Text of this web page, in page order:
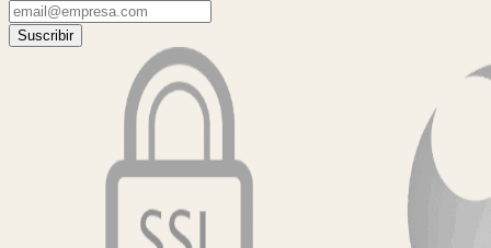
Suscribir